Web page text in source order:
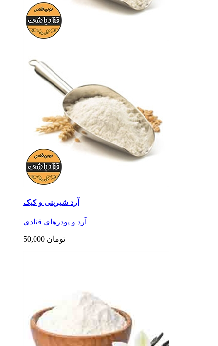
آرد شیرینی و کیک
آرد و پودرهای قنادی
50,000 تومان